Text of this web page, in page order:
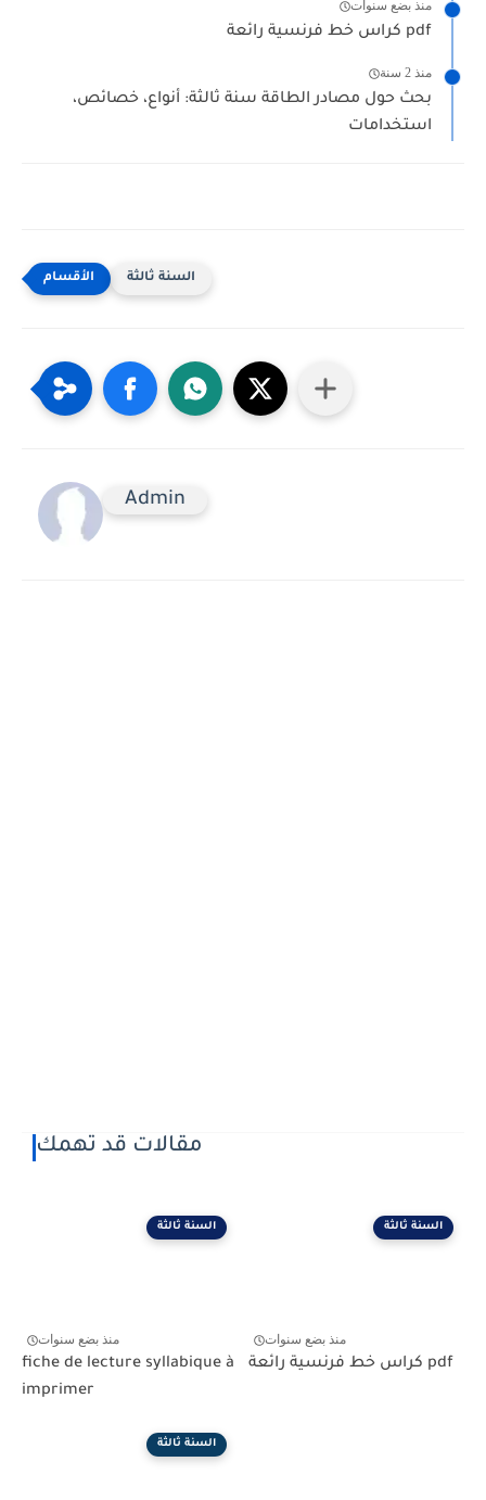
منذ بضع سنوات
كراس خط فرنسية رائعة pdf
منذ 2 سنة
بحث حول مصادر الطاقة سنة ثالثة: أنواع، خصائص،
استخدامات
السنة ثالثة
Admin
مقالات قد تهمك
السنة ثالثة
منذ بضع سنوات
fiche de lecture syllabique à
imprimer
السنة ثالثة
منذ بضع سنوات
كراس خط فرنسية رائعة pdf
السنة ثالثة